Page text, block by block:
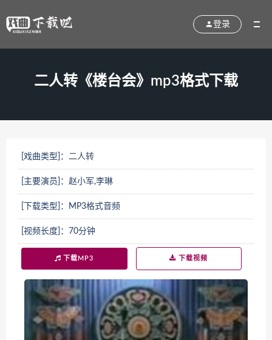
登录
二人转《楼台会》mp3格式下载
[戏曲类型]： 二人转
[主要演员]：赵小军,李琳
[下载类型]：MP3格式音频
[视频长度]：70分钟
下载MP3 下载视频